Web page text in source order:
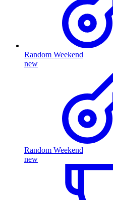
Random Weekend
new
Random Weekend
new